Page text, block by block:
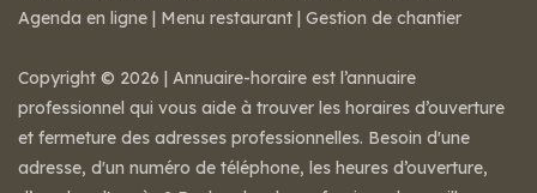
Agenda en ligne | Menu restaurant | Gestion de chantier
Copyright © 2026 | Annuaire-horaire est l’annuaire
professionnel qui vous aide à trouver les horaires d’ouverture
et fermeture des adresses professionnelles. Besoin d'une
adresse, d'un numéro de téléphone, les heures d’ouverture,